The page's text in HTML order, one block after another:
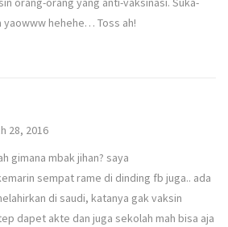
yaowww hehehe… Toss ah!
28, 2016
gimana mbak jihan? saya
sempat rame di dinding fb juga.. ada
di saudi, katanya gak vaksin
dapet akte dan juga sekolah mah bisa aja